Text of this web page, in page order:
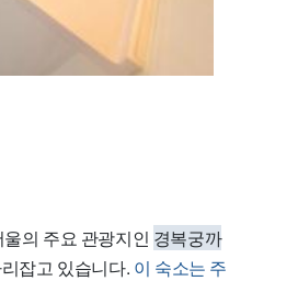
울의 주요 관광지인 경복궁까
잡고 있습니다. 이 숙소는 주